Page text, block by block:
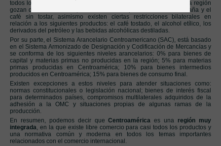
todos los productos originarios de los territorios de los países de la región
gozan de libre comercio, con la única excepción del azúcar de caña y el
café sin tostar, asimismo existen ciertas restricciones bilaterales en
relación a los siguientes productos: el café tostado, el alcohol etílico, los
derivados del petróleo y las bebidas alcohólicas destiladas.
Por su parte, el Sistema Arancelario Centroamericano (SAC), está basado
en el Sistema Armonizado de Designación y Codificación de Mercancías y
se conforma de los siguientes niveles arancelarios: 0% para bienes de
capital y materias primas no producidas en la región; 5% para materias
primas producidas en Centroamérica; 10% para bienes intermedios
producidos en Centroamérica; 15% para bienes de consumo final.
Existen excepciones a estos niveles para atender situaciones como:
normas constitucionales o legislación nacional; bienes de interés fiscal
para determinados países, compromisos multilaterales adquiridos de la
adhesión a la OMC y situaciones propias de algunas ramas de la
producción.
En resumen, podemos decir queCentroamérica es una región muy
integrada, en la que existe libre comercio para casi todos los productos y
una normativa común y moderna en todos los temas importantes
relacionados con el comercio internacional.